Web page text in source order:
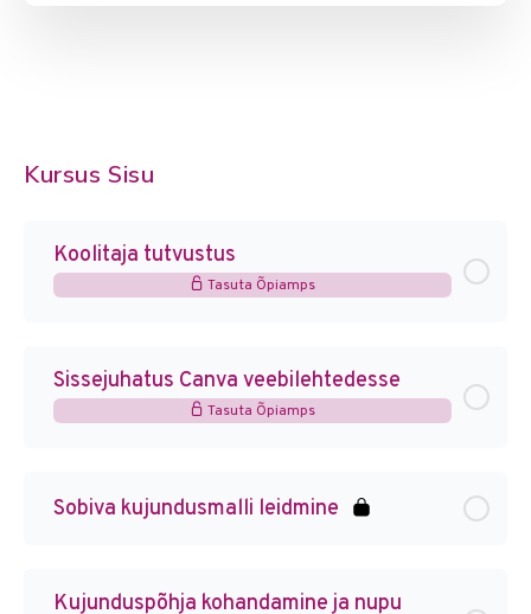
Kursus Sisu
Koolitaja tutvustus
Tasuta Õpiamps
Sissejuhatus Canva veebilehtedesse
Tasuta Õpiamps
Sobiva kujundusmalli leidmine
Kujunduspõhja kohandamine ja nupu